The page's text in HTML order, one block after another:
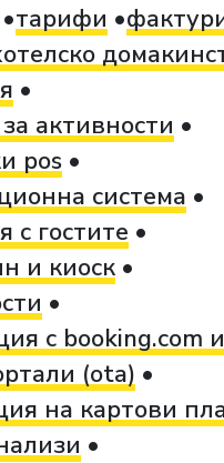
тарифи
активности
pos
система
с гостите
и киоск
с booking.com
(ota)
на картови